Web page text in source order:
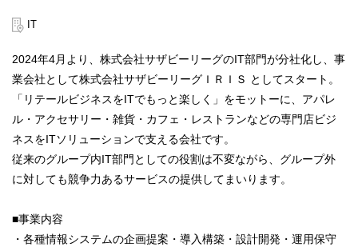
IT
2024年4月より、株式会社サザビーリーグのIT部門が分社化し、事
業会社として株式会社サザビーリーグＩＲＩＳ としてスタート。
「リテールビジネスをITでもっと楽しく」をモットーに、アパレ
ル・アクセサリー・雑貨・カフェ・レストランなどの専門店ビジ
ネスをITソリューションで支える会社です。
従来のグループ内IT部門としての役割は不変ながら、グループ外
に対しても競争力あるサービスの提供してまいります。
■事業内容
・各種情報システムの企画提案・導入構築・設計開発・運用保守